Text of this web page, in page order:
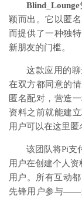
Blind_Lounge
颖而出。它以匿
而提​​供了一种独
新朋友的门槛。
这款应用的
在双方都同意的
匿名配对，营造
资料之前就能建
用户可以在这里匿
该团队将Pi支
用户在创建个人
用户。所有互动
先锋用户参与——